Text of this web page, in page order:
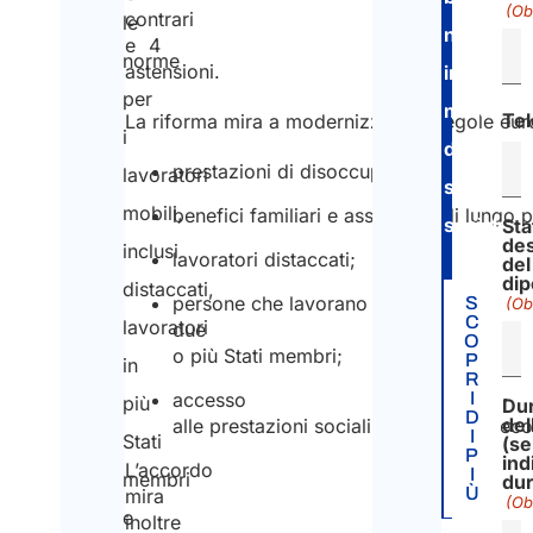
le
norme
per
i
lavoratori
mobili,
inclusi
distaccati,
lavoratori
in
più
Stati
membri
e
contrari
e 4
astensioni.
La riforma mira a modernizzare le regole
prestazioni di disoccupazione;
benefici familiari e assistenza di lungo
lavoratori distaccati;
persone che lavorano in
due
o più Stati membri;
accesso
alle prestazioni sociali per i cittadini
L’accordo
mira
inoltre
nazionali
in
materia
di
sicurezza
sociale.
S
C
O
P
R
I
D
I
P
I
Ù
del